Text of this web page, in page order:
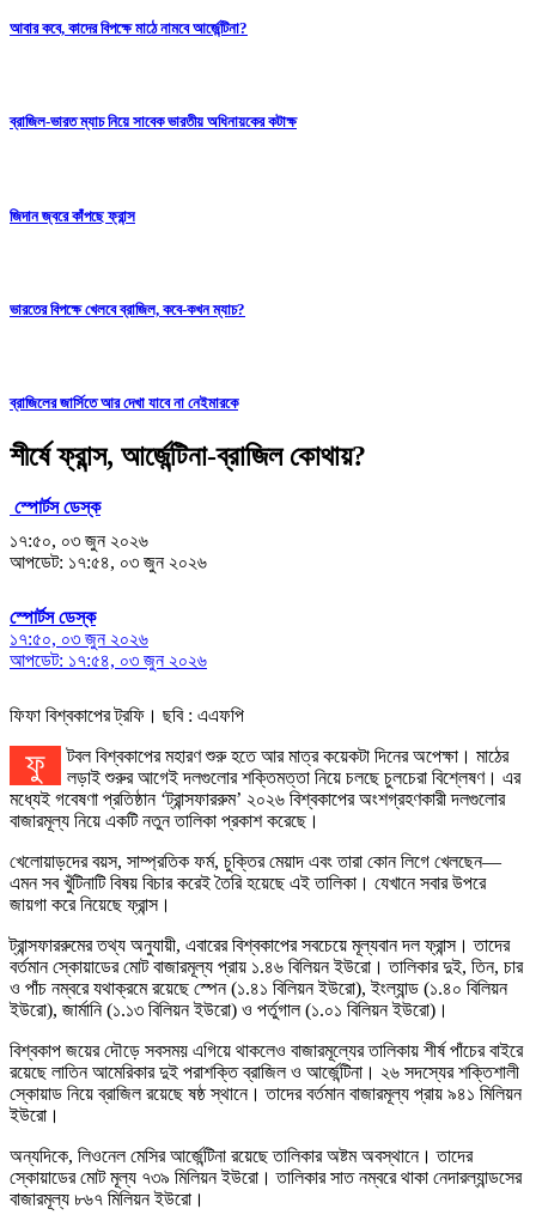
আবার কবে, কাদের বিপক্ষে মাঠে নামবে আর্জেন্টিনা?
ব্রাজিল-ভারত ম্যাচ নিয়ে সাবেক ভারতীয় অধিনায়কের কটাক্ষ
জিদান জ্বরে কাঁপছে ফ্রান্স
ভারতের বিপক্ষে খেলবে ব্রাজিল, কবে-কখন ম্যাচ?
ব্রাজিলের জার্সিতে আর দেখা যাবে না নেইমারকে
শীর্ষে ফ্রান্স, আর্জেন্টিনা-ব্রাজিল কোথায়?
স্পোর্টস ডেস্ক
১৭:৫০, ০৩ জুন ২০২৬
আপডেট: ১৭:৫৪, ০৩ জুন ২০২৬
স্পোর্টস ডেস্ক
১৭:৫০, ০৩ জুন ২০২৬
আপডেট: ১৭:৫৪, ০৩ জুন ২০২৬
ফিফা বিশ্বকাপের ট্রফি। ছবি : এএফপি
ফুটবল বিশ্বকাপের মহারণ শুরু হতে আর মাত্র কয়েকটা দিনের অপেক্ষা। মাঠের
লড়াই শুরুর আগেই দলগুলোর শক্তিমত্তা নিয়ে চলছে চুলচেরা বিশ্লেষণ। এর
মধ্যেই গবেষণা প্রতিষ্ঠান ‘ট্রান্সফাররুম’ ২০২৬ বিশ্বকাপের অংশগ্রহণকারী দলগুলোর
বাজারমূল্য নিয়ে একটি নতুন তালিকা প্রকাশ করেছে।
খেলোয়াড়দের বয়স, সাম্প্রতিক ফর্ম, চুক্তির মেয়াদ এবং তারা কোন লিগে খেলছেন—
এমন সব খুঁটিনাটি বিষয় বিচার করেই তৈরি হয়েছে এই তালিকা। যেখানে সবার উপরে
জায়গা করে নিয়েছে ফ্রান্স।
ট্রান্সফাররুমের তথ্য অনুযায়ী, এবারের বিশ্বকাপের সবচেয়ে মূল্যবান দল ফ্রান্স। তাদের
বর্তমান স্কোয়াডের মোট বাজারমূল্য প্রায় ১.৪৬ বিলিয়ন ইউরো। তালিকার দুই, তিন, চার
ও পাঁচ নম্বরে যথাক্রমে রয়েছে স্পেন (১.৪১ বিলিয়ন ইউরো), ইংল্যান্ড (১.৪০ বিলিয়ন
ইউরো), জার্মানি (১.১৩ বিলিয়ন ইউরো) ও পর্তুগাল (১.০১ বিলিয়ন ইউরো)।
বিশ্বকাপ জয়ের দৌড়ে সবসময় এগিয়ে থাকলেও বাজারমূল্যের তালিকায় শীর্ষ পাঁচের বাইরে
রয়েছে লাতিন আমেরিকার দুই পরাশক্তি ব্রাজিল ও আর্জেন্টিনা। ২৬ সদস্যের শক্তিশালী
স্কোয়াড নিয়ে ব্রাজিল রয়েছে ষষ্ঠ স্থানে। তাদের বর্তমান বাজারমূল্য প্রায় ৯৪১ মিলিয়ন
ইউরো।
অন্যদিকে, লিওনেল মেসির আর্জেন্টিনা রয়েছে তালিকার অষ্টম অবস্থানে। তাদের
স্কোয়াডের মোট মূল্য ৭৩৯ মিলিয়ন ইউরো। তালিকার সাত নম্বরে থাকা নেদারল্যান্ডসের
বাজারমূল্য ৮৬৭ মিলিয়ন ইউরো।